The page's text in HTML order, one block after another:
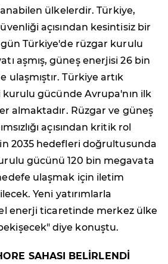
ülkelerdir. Türkiye,
açısından kesintisiz bir
Türkiye'de rüzgar kurulu
aşmış, güneş enerjisi 26 bin
ulaşmıştır. Türkiye artık
gücünde Avrupa'nın ilk
almaktadır. Rüzgar ve güneş
açısından kritik rol
2035 hedefleri doğrultusunda
gücünü 120 bin megavata
ulaşmak için iletim
Yeni yatırımlarla
enerji ticaretinde merkez ülke
diye konuştu.
SAHASI BELİRLENDİ